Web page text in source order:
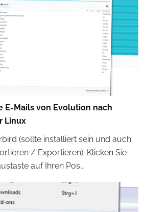
E-Mails von Evolution nach
Linux
(sollte installiert sein und auch
/ Exportieren). Klicken Sie
auf Ihren Pos...